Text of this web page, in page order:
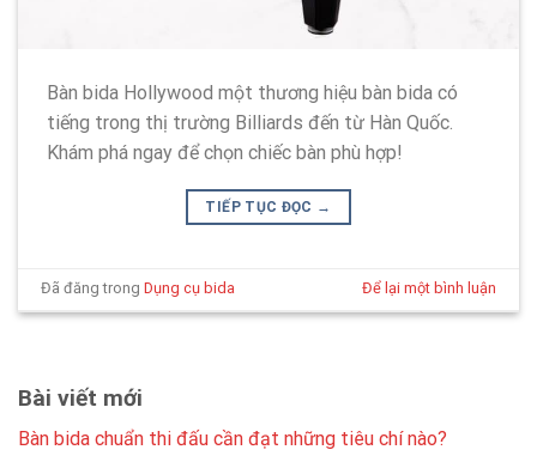
Bàn bida Hollywood một thương hiệu bàn bida có
tiếng trong thị trường Billiards đến từ Hàn Quốc.
Khám phá ngay để chọn chiếc bàn phù hợp!
TIẾP TỤC ĐỌC →
Đã đăng trongDụng cụ bida Để lại một bình luận
Bài viết mới
Bàn bida chuẩn thi đấu cần đạt những tiêu chí nào?